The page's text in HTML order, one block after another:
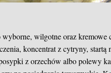
wilgotne oraz kremowe
koncentrat z cytryny,
z orzechów albo polewy